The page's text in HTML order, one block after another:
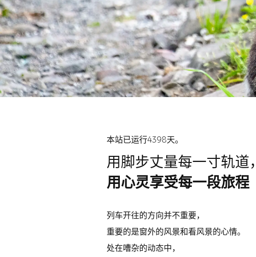
本站已运行4398天。
用脚步丈量每一寸轨道，
用心灵享受每一段旅程
列车开往的方向并不重要，
重要的是窗外的风景和看风景的心情。
处在嘈杂的动态中，